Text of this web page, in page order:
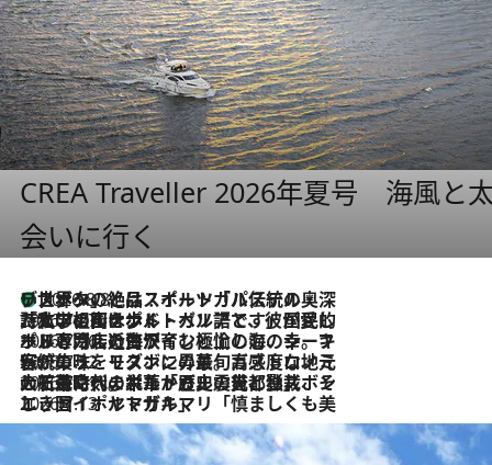
CREA Traveller 2026年夏号 海風と
会いに行く
2026.8.8
リスボンの絶品スイーツ「パステル・デ・ナタ」とは？ポルトガル伝統の奥深い世界へ
2026.7.27
「私の祖国はポルトガル語です」国民的詩人フェルナンド・ペソアと、彼が愛した文学の街を歩く
2026.7.26
ポルトガル近海が育む極上の海の幸。キリリと冷えた白ワインと愉しむ、シーフード専門店の贅沢
2026.7.22
伝統の味をモダンに昇華。高感度な地元客が集う、リスボンの最旬ガストロノミー
2026.7.21
大航海時代の栄華から、震災、独裁、そして革命へ。ポルトガル・首都リスボンの石畳に刻まれた「歴史の光と影」
2026.7.13
エッセイ・ヤマザキマリ「慎ましくも美しき国 ポルトガル」